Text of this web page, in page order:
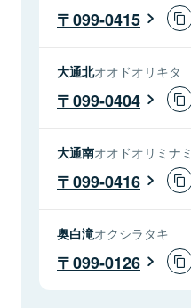
099-0415
大通北オオドオリキタ
099-0404
大通南オオドオリミナミ
099-0416
奥白滝オクシラタキ
099-0126